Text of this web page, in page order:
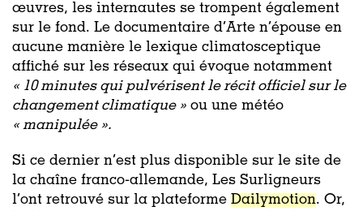
œuvres, les internautes se trompent également
sur le fond. Le documentaire d’Arte n’épouse en
aucune manière le lexique climatosceptique
affiché sur les réseaux qui évoque notamment
« 10 minutes qui pulvérisent le récit officiel sur le
changement climatique » ou une météo
« manipulée ».
Si ce dernier n’est plus disponible sur le site de
la chaîne franco-allemande, Les Surligneurs
l’ont retrouvé sur la plateforme Dailymotion. Or,